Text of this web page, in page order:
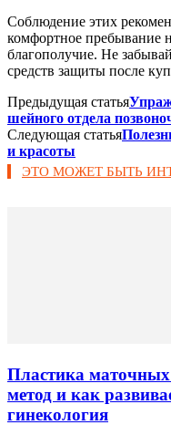
Соблюдение этих
комфортное пребывание
благополучие. Не
средств защиты после
Предыдущая статья
шейного отдела
Следующая статья
и красоты
ЭТО МОЖЕТ БЫТЬ
Пластика маточных
метод и как
гинекология